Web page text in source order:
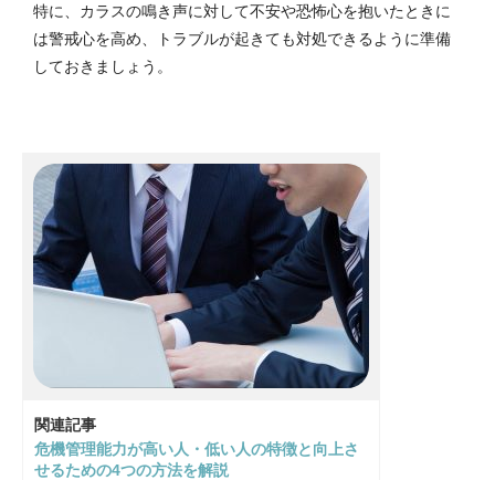
特に、カラスの鳴き声に対して不安や恐怖心を抱いたときに
は警戒心を高め、トラブルが起きても対処できるように準備
しておきましょう。
関連記事
危機管理能力が高い人・低い人の特徴と向上さ
せるための4つの方法を解説